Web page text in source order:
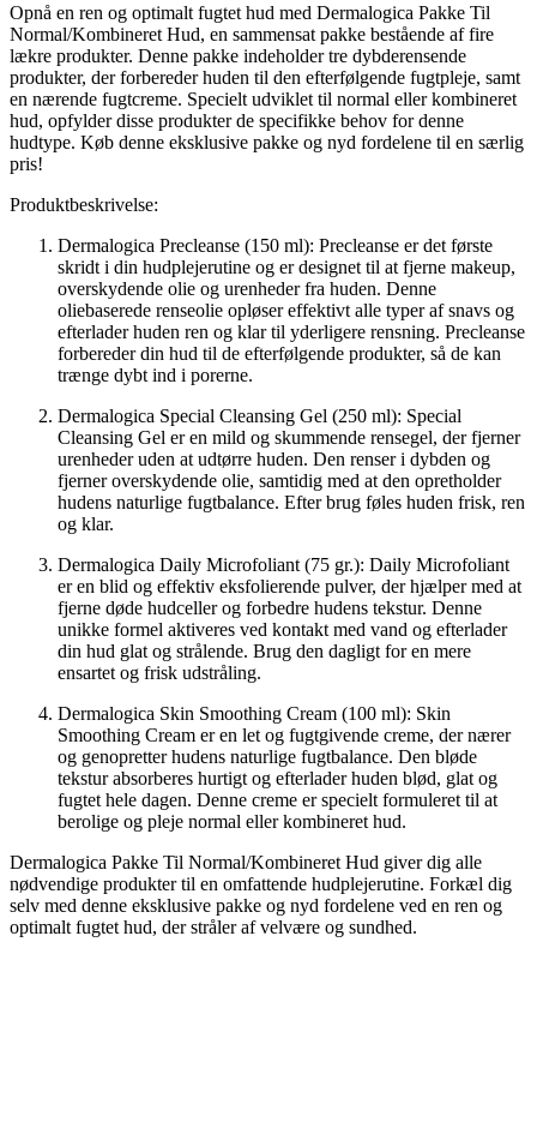
Opnå en ren og optimalt fugtet hud med Dermalogica Pakke Til
Normal/Kombineret Hud, en sammensat pakke bestående af fire
lækre produkter. Denne pakke indeholder tre dybderensende
produkter, der forbereder huden til den efterfølgende fugtpleje, samt
en nærende fugtcreme. Specielt udviklet til normal eller kombineret
hud, opfylder disse produkter de specifikke behov for denne
hudtype. Køb denne eksklusive pakke og nyd fordelene til en særlig
pris!
Produktbeskrivelse:
Dermalogica Precleanse (150 ml): Precleanse er det første
skridt i din hudplejerutine og er designet til at fjerne makeup,
overskydende olie og urenheder fra huden. Denne
oliebaserede renseolie opløser effektivt alle typer af snavs og
efterlader huden ren og klar til yderligere rensning. Precleanse
forbereder din hud til de efterfølgende produkter, så de kan
trænge dybt ind i porerne.
Dermalogica Special Cleansing Gel (250 ml): Special
Cleansing Gel er en mild og skummende rensegel, der fjerner
urenheder uden at udtørre huden. Den renser i dybden og
fjerner overskydende olie, samtidig med at den opretholder
hudens naturlige fugtbalance. Efter brug føles huden frisk, ren
og klar.
Dermalogica Daily Microfoliant (75 gr.): Daily Microfoliant
er en blid og effektiv eksfolierende pulver, der hjælper med at
fjerne døde hudceller og forbedre hudens tekstur. Denne
unikke formel aktiveres ved kontakt med vand og efterlader
din hud glat og strålende. Brug den dagligt for en mere
ensartet og frisk udstråling.
Dermalogica Skin Smoothing Cream (100 ml): Skin
Smoothing Cream er en let og fugtgivende creme, der nærer
og genopretter hudens naturlige fugtbalance. Den bløde
tekstur absorberes hurtigt og efterlader huden blød, glat og
fugtet hele dagen. Denne creme er specielt formuleret til at
berolige og pleje normal eller kombineret hud.
Dermalogica Pakke Til Normal/Kombineret Hud giver dig alle
nødvendige produkter til en omfattende hudplejerutine. Forkæl dig
selv med denne eksklusive pakke og nyd fordelene ved en ren og
optimalt fugtet hud, der stråler af velvære og sundhed.